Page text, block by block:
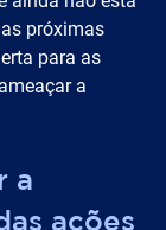
próximas
para as
a
a
ações